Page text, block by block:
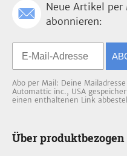
Neue Artikel per
abonnieren:
Abo per Mail: Deine
Automattic inc., USA
einen enthaltenen Link
Über produktbezogen